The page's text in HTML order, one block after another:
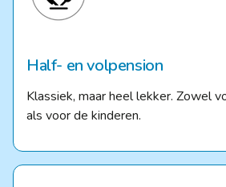
Half- en volpension
Klassiek, maar heel lekker. Zowel
als voor de kinderen.